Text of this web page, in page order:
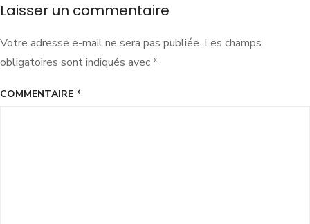
Laisser un commentaire
Votre adresse e-mail ne sera pas publiée. Les champs
obligatoires sont indiqués avec*
COMMENTAIRE *